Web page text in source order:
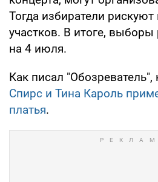
Тогда избиратели рискуют
участков. В итоге,
на 4 июля.
Как писал "Обозреватель",
Спирс и Тина Кароль
платья.